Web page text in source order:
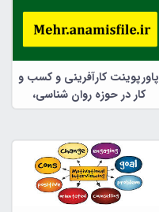
پاورپوینت کارآفرینی و کسب و
کار در حوزه روان شناسی،
مشاوره و علوم تربیتی